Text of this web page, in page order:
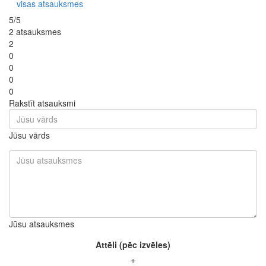
visas atsauksmes
5/5
2 atsauksmes
2
0
0
0
0
Rakstīt atsauksmi
Jūsu vārds
Jūsu atsauksmes
Attēli (pēc izvēles)
+